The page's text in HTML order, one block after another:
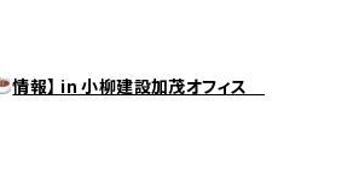
情報】 in 小柳建設加茂オフィス